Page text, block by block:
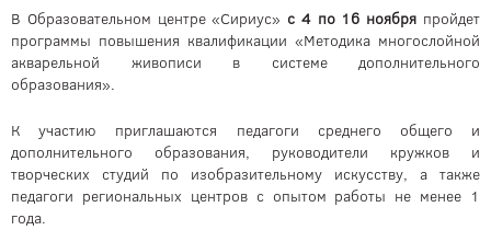
В Образовательном центре «Сириус» с 4 по 16 ноября пройдет
программы повышения квалификации «Методика многослойной
акварельной живописи в системе дополнительного
образования».
К участию приглашаются педагоги среднего общего и
дополнительного образования, руководители кружков и
творческих студий по изобразительному искусству, а также
педагоги региональных центров с опытом работы не менее 1
года.